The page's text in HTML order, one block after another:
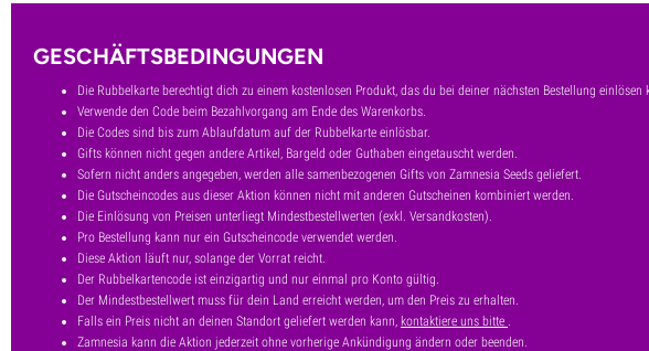
GESCHÄFTSBEDINGUNGEN
Die Rubbelkarte berechtigt dich zu einem kostenlosen Produkt, das du bei deiner nächsten Bestellung einlösen
Verwende den Code beim Bezahlvorgang am Ende des Warenkorbs.
Die Codes sind bis zum Ablaufdatum auf der Rubbelkarte einlösbar.
Gifts können nicht gegen andere Artikel, Bargeld oder Guthaben eingetauscht werden.
Sofern nicht anders angegeben, werden alle samenbezogenen Gifts von Zamnesia Seeds geliefert.
Die Gutscheincodes aus dieser Aktion können nicht mit anderen Gutscheinen kombiniert werden.
Die Einlösung von Preisen unterliegt Mindestbestellwerten (exkl. Versandkosten).
Pro Bestellung kann nur ein Gutscheincode verwendet werden.
Diese Aktion läuft nur, solange der Vorrat reicht.
Der Rubbelkartencode ist einzigartig und nur einmal pro Konto gültig.
Der Mindestbestellwert muss für dein Land erreicht werden, um den Preis zu erhalten.
Falls ein Preis nicht an deinen Standort geliefert werden kann, kontaktiere uns bitte .
Zamnesia kann die Aktion jederzeit ohne vorherige Ankündigung ändern oder beenden.